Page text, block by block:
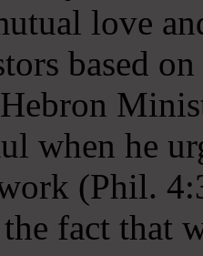
love
based
when he
(Phil.
fact that